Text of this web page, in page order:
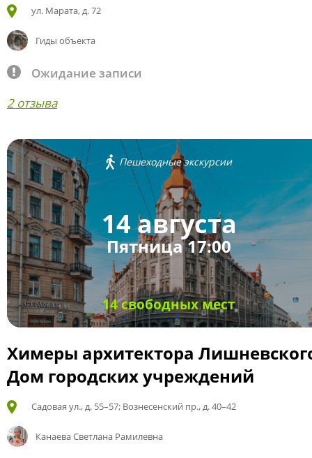
ул. Марата, д. 72
Гиды объекта
Ожидание записи
2 отзыва
Пешеходные экскурсии
14 августа
Пятница 17:00
14 свободных мест
Химеры архитектора
Дом городских учреждений
Садовая ул., д. 55–57; Вознесенский пр., д. 40–42
Канаева Светлана Рамилевна